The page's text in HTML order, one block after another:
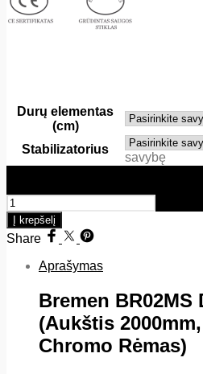
Durų elementas
(cm)
Stabilizatorius
savybę
Į krepšelį
Share
Aprašymas
Bremen BR02MS
(Aukštis
Chromo Rėmas)